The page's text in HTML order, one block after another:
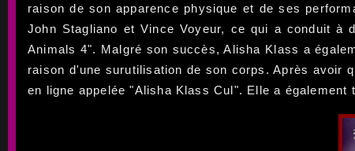
raison de son apparence physique et de ses
John Stagliano et Vince Voyeur, ce qui a conduit à
Animals 4". Malgré son succès, Alisha Klass a
raison d'une surutilisation de son corps. Après avoir
en ligne appelée "Alisha Klass Cul". Elle a